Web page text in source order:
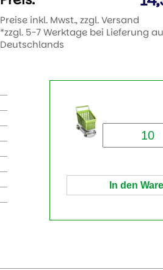
Preise inkl. Mwst., zzgl. Versand
*zzgl. 5-7 Werktage bei Lieferung
Deutschlands